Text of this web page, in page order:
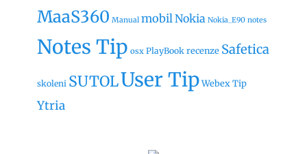
MaaS360 Manual mobilNokia Nokia_E90 notes
Notes Tip osx PlayBook recenze Safetica
skoleni SUTOLUser TipWebex Tip
Ytria